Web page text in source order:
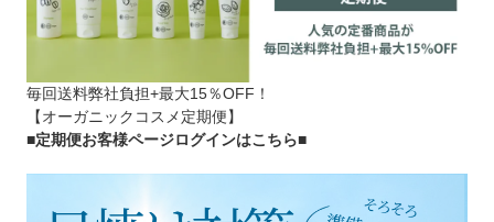
毎回送料弊社負担+最大15％OFF！
【オーガニックコスメ定期便】
■定期便お客様ページログインはこちら■